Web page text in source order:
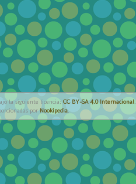
la siguiente licencia: CC BY-SA 4.0 Internacional.
porNookipedia.